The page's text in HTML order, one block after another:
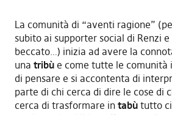
La comunità di “aventi ragione”
subito ai supporter social di Renzi e
beccato…) inizia ad avere la
una tribùe come tutte le comunità
di pensare e si accontenta di
parte di chi cerca di dire le cose di
cerca di trasformare in tabùtutto